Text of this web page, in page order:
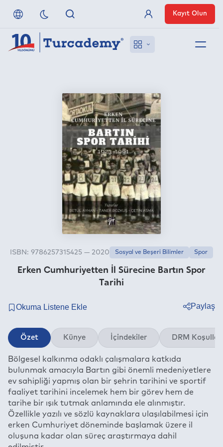
Referanslarımız
Uzaktan Erişim
Nasıl Erişirim
Anlaşmalı Yayınevleri
Üye Girişi
Kayıt Olun
Erken Cumhuriyetten İl Sürecine Bartın Spor
Tarihi
ISBN: 9786257315425 — 2020 Sosyal ve Beşeri Bilimler Spor
Paylaş
Twitter
Linkedin
Whatsapp
E-mail
Özet Künye İçindekiler DRM Koşulları
Bölgesel kalkınma odaklı çalışmalara katkıda
bulunmak amacıyla Bartın gibi önemli medeniyetlere
ev sahipliği yapmış olan bir şehrin tarihini ve sportif
faaliyet tarihini incelemek hem bir görev hem de
tarihe bir ışık tutmak anlamında ele alınmıştır.
Özellikle yazılı ve sözlü kaynaklara ulaşılabilmesi için
erken Cumhuriyet döneminde başlamak üzere il
oluşuna kadar olan süreç araştırmaya dahil